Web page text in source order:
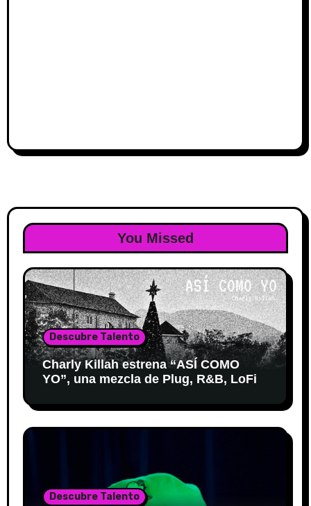
You Missed
Descubre Talento
Charly Killah estrena “ASÍ COMO
YO”, una mezcla de Plug, R&B, LoFi
Descubre Talento